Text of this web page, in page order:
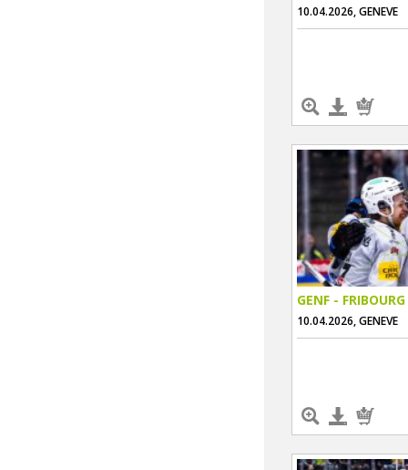
10.04.2026, GENEVE
GENF - FRIBOURG
10.04.2026, GENEVE